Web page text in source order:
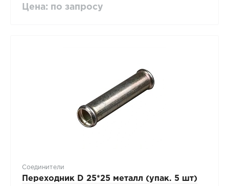
Цена: по запросу
Соединители
Переходник D 25*25 металл (упак. 5 шт)